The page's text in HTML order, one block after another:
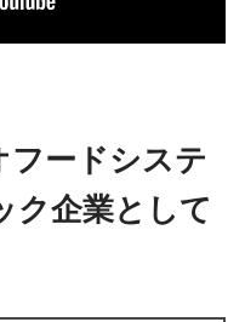
ードシステ
ク企業として